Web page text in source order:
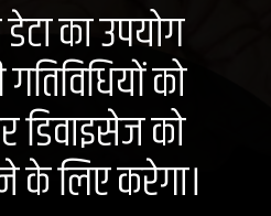
का उपयोग
को
को
के लिए करेगा।